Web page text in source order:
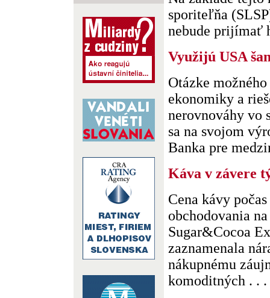
sporiteľňa
nebude prijímať
Využijú USA
Otázke
ekonomiky a
nerovnováhy vo
sa na svojom
Banka pre
Káva v závere
Cena kávy
obchodovania
Sugar&Cocoa
zaznamenala
nákupnému
komoditných . . .